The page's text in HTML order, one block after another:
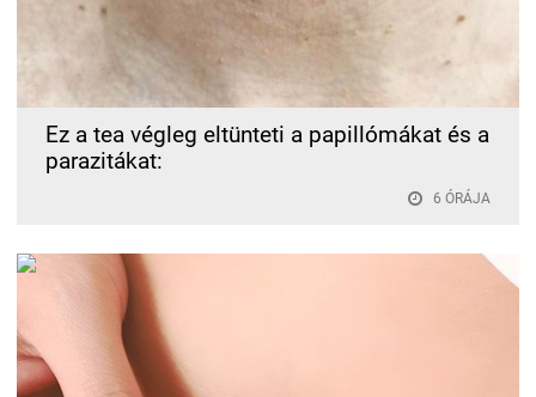
Ez a tea végleg eltünteti a papillómákat és a
parazitákat:
6 ÓRÁJA